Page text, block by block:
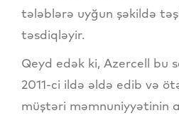
tələblərə uyğun şəkildə
təsdiqləyir.
Qeyd edək ki, Azercell bu
2011-ci ildə əldə edib və
müştəri məmnuniyyətinin